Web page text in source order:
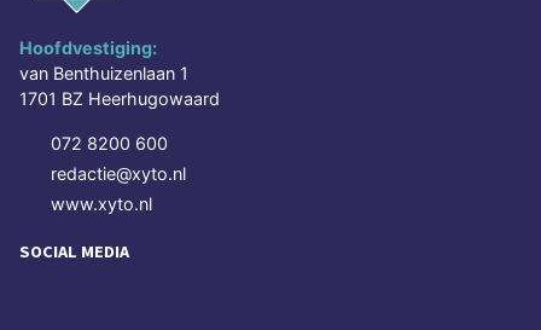
Hoofdvestiging:
van Benthuizenlaan 1
1701 BZ Heerhugowaard
072 8200 600
redactie@xyto.nl
www.xyto.nl
SOCIAL MEDIA